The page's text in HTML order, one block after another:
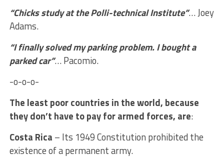
“Chicks study at the Polli-technical Institute”… Joey
Adams.
“I finally solved my parking problem. I bought a
parked car”… Pacomio.
-o-o-o-
The least poor countries in the world, because
they don’t have to pay for armed forces, are:
Costa Rica – Its 1949 Constitution prohibited the
existence of a permanent army.